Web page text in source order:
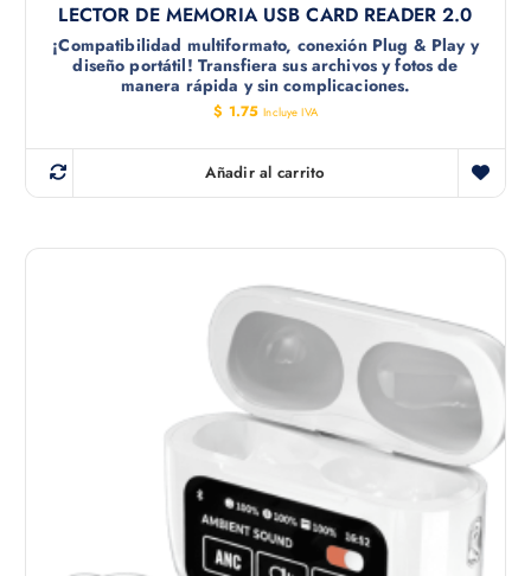
LECTOR DE MEMORIA USB CARD READER 2.0
¡Compatibilidad multiformato, conexión Plug & Play y
diseño portátil! Transfiera sus archivos y fotos de
manera rápida y sin complicaciones.
$ 1.75 Incluye IVA
Añadir al carrito